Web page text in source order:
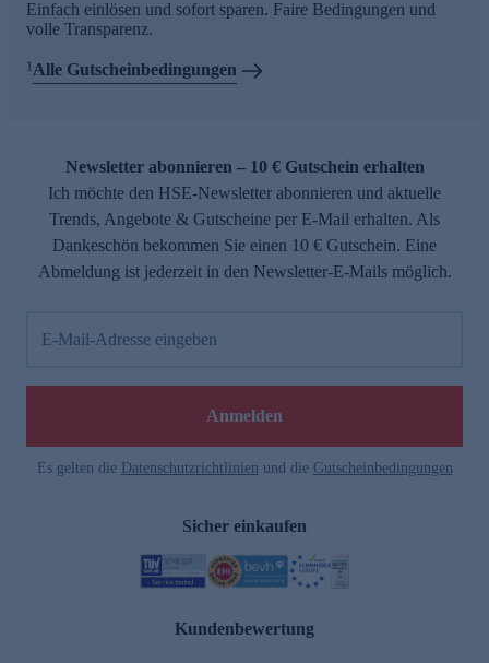
Einfach einlösen und sofort sparen. Faire Bedingungen und
volle Transparenz.
1 Alle Gutscheinbedingungen
Newsletter abonnieren – 10 € Gutschein erhalten
Ich möchte den HSE-Newsletter abonnieren und aktuelle
Trends, Angebote & Gutscheine per E-Mail erhalten. Als
Dankeschön bekommen Sie einen 10 € Gutschein. Eine
Abmeldung ist jederzeit in den Newsletter-E-Mails möglich.
E-Mail-Adresse eingeben
Anmelden
Es gelten die Datenschutzrichtlinien und die Gutscheinbedingungen
Sicher einkaufen
Kundenbewertung